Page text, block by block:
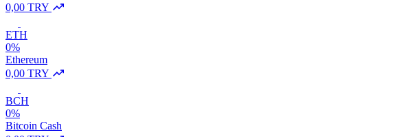
0,00 TRY
ETH
0%
Ethereum
0,00 TRY
BCH
0%
Bitcoin Cash